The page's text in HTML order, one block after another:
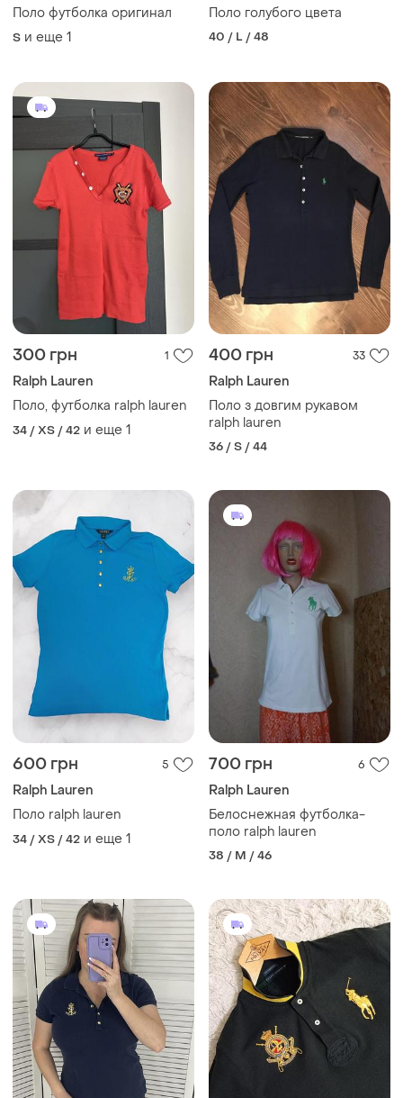
Поло футболка оригинал
S и еще 1
Поло голубого цвета
40 / L / 48
300 грн 1
Ralph Lauren
Поло, футболка ralph lauren
34 / XS / 42 и еще 1
400 грн 33
Ralph Lauren
Поло з довгим рукавом
ralph lauren
36 / S / 44
600 грн 5
Ralph Lauren
Поло ralph lauren
34 / XS / 42 и еще 1
700 грн 6
Ralph Lauren
Белоснежная футболка-
поло ralph lauren
38 / M / 46